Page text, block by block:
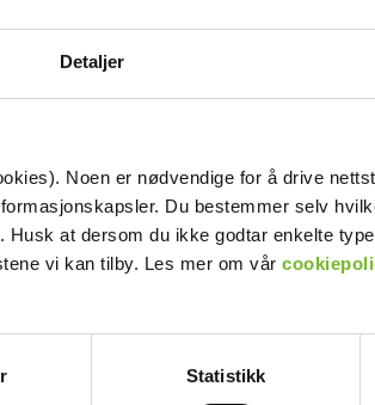
Detaljer
Noen er nødvendige for å drive
Du bestemmer selv
at dersom du ikke godtar enkelte
vi kan tilby. Les mer om vår
Statistikk